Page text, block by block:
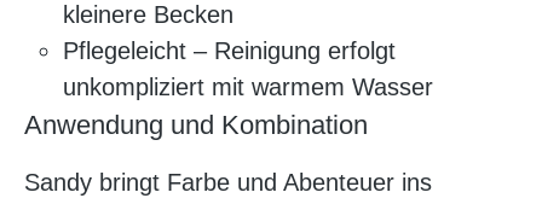
kleinere Becken
Pflegeleicht – Reinigung erfolgt
unkompliziert mit warmem Wasser
Anwendung und Kombination
Sandy bringt Farbe und Abenteuer ins